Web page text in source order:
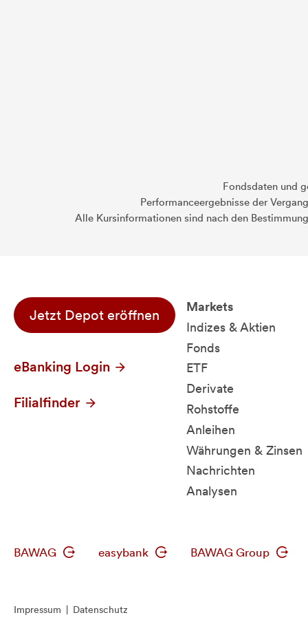
Fondsdaten und
Performanceergebnisse der
Alle Kursinformationen sind nach den
Jetzt Depot eröffnen
eBanking Login
Filialfinder
Markets
Indizes & Aktien
Fonds
ETF
Derivate
Rohstoffe
Anleihen
Währungen & Zinsen
Nachrichten
Analysen
BAWAG easybank BAWAG Group
Impressum Datenschutz